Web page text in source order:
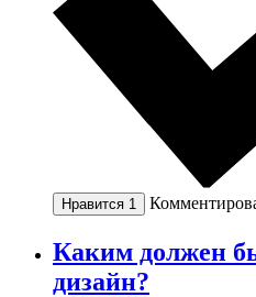
Нравится 1
Каким должен
дизайн?